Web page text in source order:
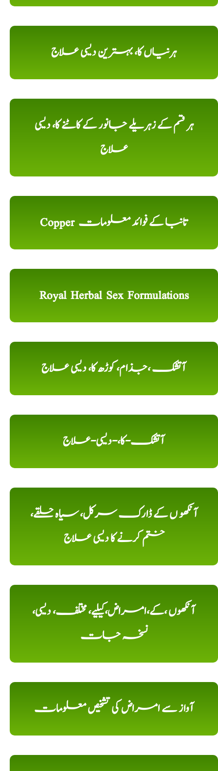
ہرنیاں کا، بہترین دیسی علاج
ہر قسم کے زہریلے جانور کے کاٹنے کا، دیسی
علاج
Copper تانبا کے فوائد معلومات
Royal Herbal Sex Formulations
آتشک ،جذام، کوڑھ کا، دیسی علاج
آتشک-کا،-دیسی-علاج
آنکھو ں کے ڈارک سرکل، سیاہ حلقے،
ختم کرنے کا دیسی علاج
آنکھوں ،کے،امراض،کیلیے، مختلف، دیسی،
نسخہ جات
آواز سے امراض کی تشخیص معلومات